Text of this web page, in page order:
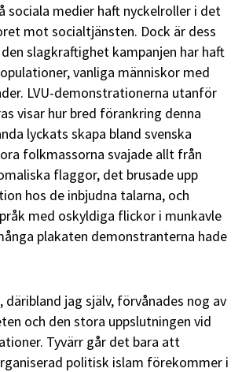
sociala medier haft nyckelroller i det
mot socialtjänsten. Dock är dess
slagkraftighet kampanjen har haft
vanliga människor med
LVU-demonstrationerna utanför
visar hur bred förankring denna
lyckats skapa bland svenska
folkmassorna svajade allt från
flaggor, det brusade upp
hos de inbjudna talarna, och
med oskyldiga flickor i munkavle
plakaten demonstranterna hade
däribland jag själv, förvånades nog av
och den stora uppslutningen vid
Tyvärr går det bara att
politisk islam förekommer i